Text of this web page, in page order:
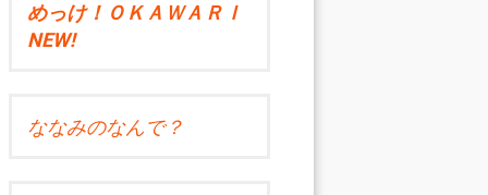
めっけ！ＯＫＡＷＡＲＩ
NEW!
ななみのなんで？